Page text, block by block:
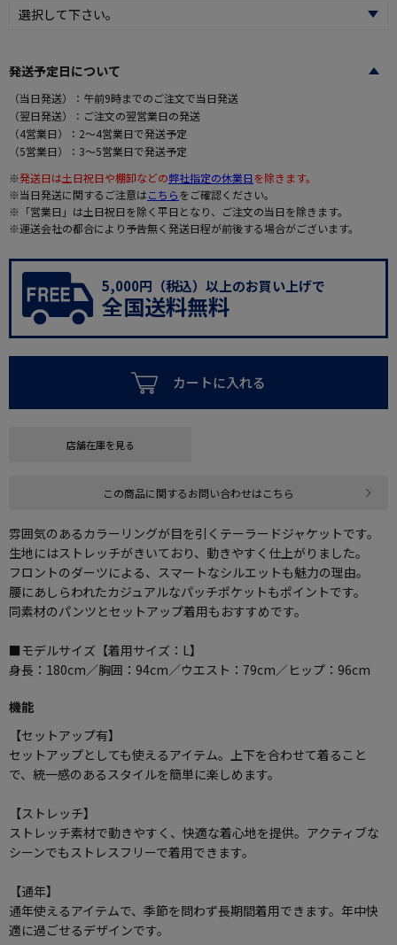
発送予定日について
（当日発送）：午前9時までのご注文で当日発送
（翌日発送）：ご注文の翌営業日の発送
（4営業日）：2～4営業日で発送予定
（5営業日）：3～5営業日で発送予定
※発送日は土日祝日や棚卸などの弊社指定の休業日を除きます。
※当日発送に関するご注意はこちらをご確認ください。
※「営業日」は土日祝日を除く平日となり、ご注文の当日を除きます。
※運送会社の都合により予告無く発送日程が前後する場合がございます。
5,000円（税込）以上のお買い上げで
全国送料無料
カートに入れる
店舗在庫を見る
この商品に関するお問い合わせはこちら
雰囲気のあるカラーリングが目を引くテーラードジャケットです。
生地にはストレッチがきいており、動きやすく仕上がりました。
フロントのダーツによる、スマートなシルエットも魅力の理由。
腰にあしらわれたカジュアルなパッチポケットもポイントです。
同素材のパンツとセットアップ着用もおすすめです。
■モデルサイズ【着用サイズ：L】
身長：180cm／胸囲：94cm／ウエスト：79cm／ヒップ：96cm
機能
【セットアップ有】
セットアップとしても使えるアイテム。上下を合わせて着ること
で、統一感のあるスタイルを簡単に楽しめます。
【ストレッチ】
ストレッチ素材で動きやすく、快適な着心地を提供。アクティブな
シーンでもストレスフリーで着用できます。
【通年】
通年使えるアイテムで、季節を問わず長期間着用できます。年中快
適に過ごせるデザインです。